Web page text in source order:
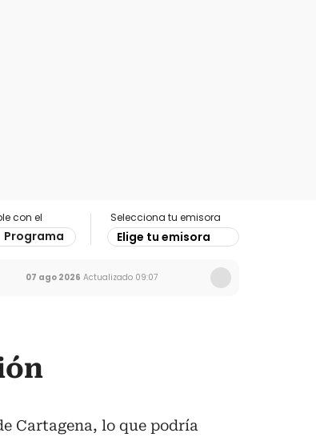
con el
Programa
Selecciona tu emisora
Elige tu emisora
07 ago 2026 Actualizado 09:07
Cartagena, lo que podría